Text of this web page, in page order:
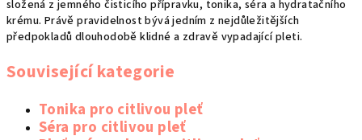
složená z jemného čisticího přípravku, tonika, séra a hydratačního
krému. Právě pravidelnost bývá jedním z nejdůležitějších
předpokladů dlouhodobě klidné a zdravě vypadající pleti.
Související kategorie
Tonika pro citlivou pleť
Séra pro citlivou pleť